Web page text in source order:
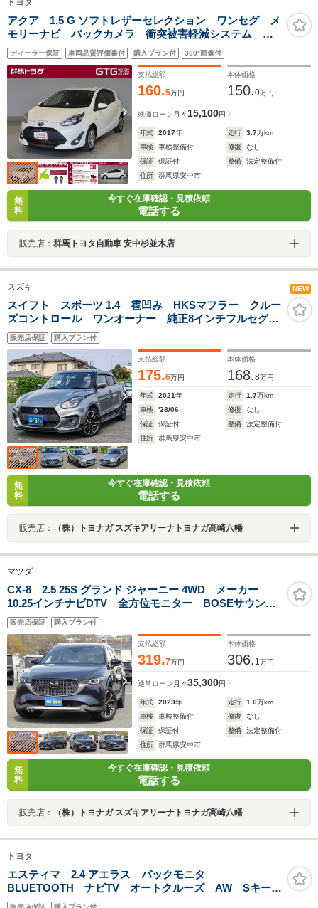
トヨタ
アクア 1.5 G ソフトレザーセレクション ワンセグ メ
モリーナビ バックカメラ 衝突被害軽減システム
ETC LEDヘッドランプ 記録簿
ディーラー保証 車両品質評価書付 購入プラン付 360°画像付
支払総額
160.5万円
本体価格
150.0万円
残価ローン 月々15,100円
年式 2017年 走行 3.7万km
車検
車検整備付 修復
なし
保証
保証付 整備
法定整備付
住所
群馬県安中市
無
料
今すぐ在庫確認・見積依頼
電話する
販売店： 群馬トヨタ自動車 安中杉並木店
スズキ NEW
スイフト スポーツ 1.4 雹凹み HKSマフラー クルー
ズコントロール ワンオーナー 純正8インチフルセグナ
ビ 全方位カメラ クルーズコントロール ドライブレ
コーダー前後 17インチアルミホイール ワンオーナー
販売店保証 購入プラン付
支払総額
175.6万円
本体価格
168.8万円
年式 2021年 走行 1.7万km
車検
'28/06 修復
なし
保証
保証付 整備
法定整備付
住所
群馬県安中市
無
料
今すぐ在庫確認・見積依頼
電話する
販売店： （株）トヨナガ スズキアリーナトヨナガ高崎八幡
マツダ
CX-8 2.5 25S グランド ジャーニー 4WD メーカー
10.25インチナビDTV 全方位モニター BOSEサウンド
10スピーカー クルージング&トラフィック・サポート
シートヒーター&パワーシート ETC パワーリアゲー
ト 純正デイライトキット
販売店保証 購入プラン付
支払総額
319.7万円
本体価格
306. 1万円
通常ローン 月々35,300円
年式 2023年 走行 1.6万km
車検
車検整備付 修復
なし
保証
保証付 整備
法定整備付
住所
群馬県安中市
無
料
今すぐ在庫確認・見積依頼
電話する
販売店： （株）トヨナガ スズキアリーナトヨナガ高崎八幡
トヨタ
エスティマ 2.4 アエラス バックモニタ
BLUETOOTH ナビTV オートクルーズ AW Sキー
イモビライザー SRS 3列 ABS 地デジTV デュア